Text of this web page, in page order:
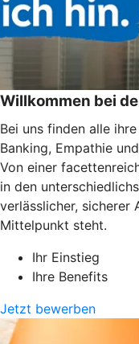
Willkommen bei
Bei uns finden alle
Banking, Empathie
Von einer
in den
verlässlicher, sicherer
Mittelpunkt steht.
Ihr Einstieg
Ihre Benefits
Jetzt bewerben